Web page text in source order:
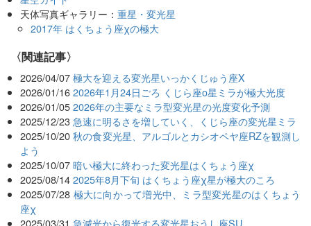
天体写真ギャラリー：重星・変光星
2017年 はくちょう座χの極大
関連記事
2026/04/07 極大を迎える変光星いっかくじゅう座X
2026/01/16 2026年1月24日ごろ くじら座ο星ミラが極大光度
2026/01/05 2026年の主要なミラ型変光星の光度変化予測
2025/12/23 急速に明るさを増していく、くじら座の変光星ミラ
2025/10/20 秋の食変光星、アルゴルとカシオペヤ座RZを観測し
よう
2025/10/07 暗い極大に終わった変光星はくちょう座χ
2025/08/14 2025年8月下旬 はくちょう座χ星が極大のころ
2025/07/28 極大に向かって増光中、ミラ型変光星のはくちょう
座χ
2025/03/31 急減光から復光する変光星おうし座SU